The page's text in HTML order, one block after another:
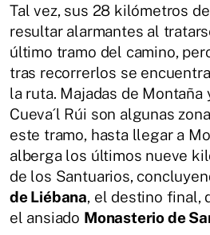
Tal vez, sus 28 kilómetros
resultar alarmantes al
último tramo del camino,
tras recorrerlos se
la ruta. Majadas de Montaña
Cueva´l Rúi son algunas
este tramo, hasta llegar a
alberga los últimos nueve
de los Santuarios,
de Liébana, el destino final,
el ansiado Monasterio de